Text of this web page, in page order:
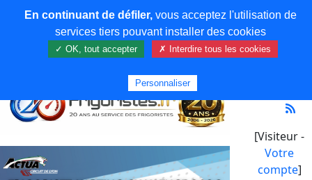
[Visiteur -
Votre
compte]
En continuant de défiler,vous acceptez l'utilisation de
services tiers pouvant installer des cookies
✓ OK, tout accepter ✗ Interdire tous les cookies
Personnaliser